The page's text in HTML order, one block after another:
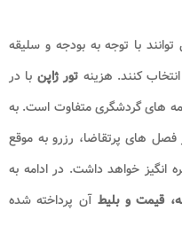
توانند با توجه به بودجه و سلیقه
انتخاب کنند. هزینه تور ژاپن با در
های گردشگری متفاوت است. به
فصل های پرتقاضا، رزرو به موقع
خواهد داشت. در ادامه به
قیمت و بلیطآن پرداخته شده